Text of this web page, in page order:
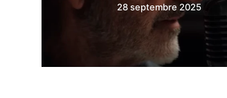
28 septembre 2025